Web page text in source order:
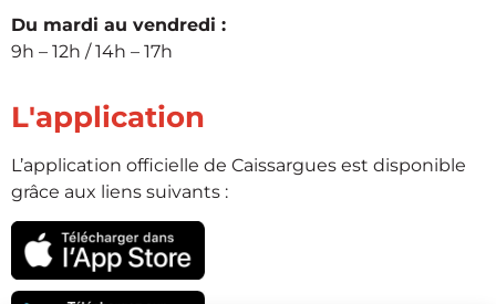
Du mardi au vendredi :
9h – 12h / 14h – 17h
L'application
L’application officielle de Caissargues est disponible
grâce aux liens suivants :